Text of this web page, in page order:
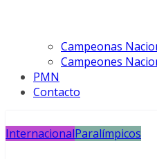
Campeonas
Campeones
PMN
Contacto
InternacionalParalímpicos